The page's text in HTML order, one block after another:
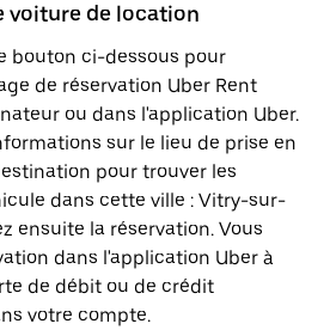
voiture de location
bouton ci-dessous pour
de réservation Uber Rent
ou dans l'application Uber.
sur le lieu de prise en
pour trouver les
dans cette ville : Vitry-sur-
ensuite la réservation. Vous
dans l'application Uber à
de débit ou de crédit
votre compte.